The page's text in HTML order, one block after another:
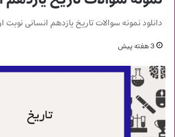
دانلود نمونه سوالات تاریخ یازدهم انسانی نوبت
3 هفته پیش